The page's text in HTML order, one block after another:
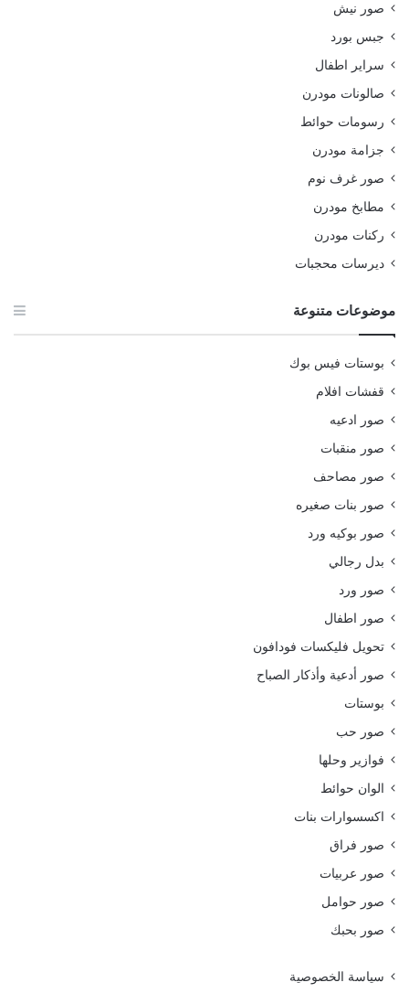
صور نيش
جبس بورد
سراير اطفال
صالونات مودرن
رسومات حوائط
جزامة مودرن
صور غرف نوم
مطابخ مودرن
ركنات مودرن
ديرسات محجبات
موضوعات متنوعة
بوستات فيس بوك
قفشات افلام
صور ادعيه
صور منقبات
صور مصاحف
صور بنات صغيره
صور بوكيه ورد
بدل رجالي
صور ورد
صور اطفال
تحويل فليكسات فودافون
صور أدعية وأذكار الصباح
بوستات
صور حب
فوازير وحلها
الوان حوائط
اكسسوارات بنات
صور فراق
صور عربيات
صور حوامل
صور بحبك
سياسة الخصوصية